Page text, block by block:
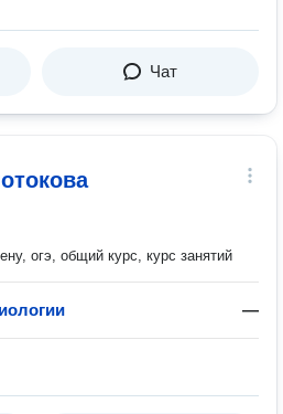
Чат
огэ, общий курс, курс занятий
—